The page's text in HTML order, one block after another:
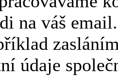
na váš
údaje